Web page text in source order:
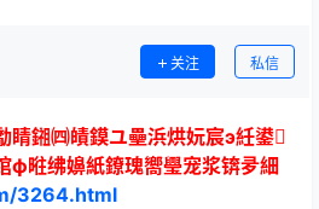
关注 私信
睛鎺㈣皟鏌ユ壘浜烘妧宸э紝鍙
ф暀绋嬶紙鐐瑰嚮璺宠浆锛夛細
3264.html